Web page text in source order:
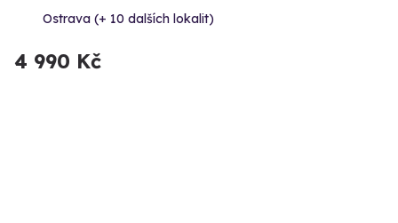
Ostrava (+ 10 dalších lokalit)
4 990 Kč